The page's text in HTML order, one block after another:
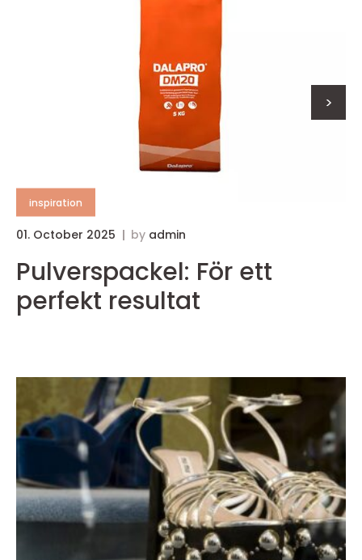
inspiration
01. October 2025 by admin
Pulverspackel: För ett
perfekt resultat
>